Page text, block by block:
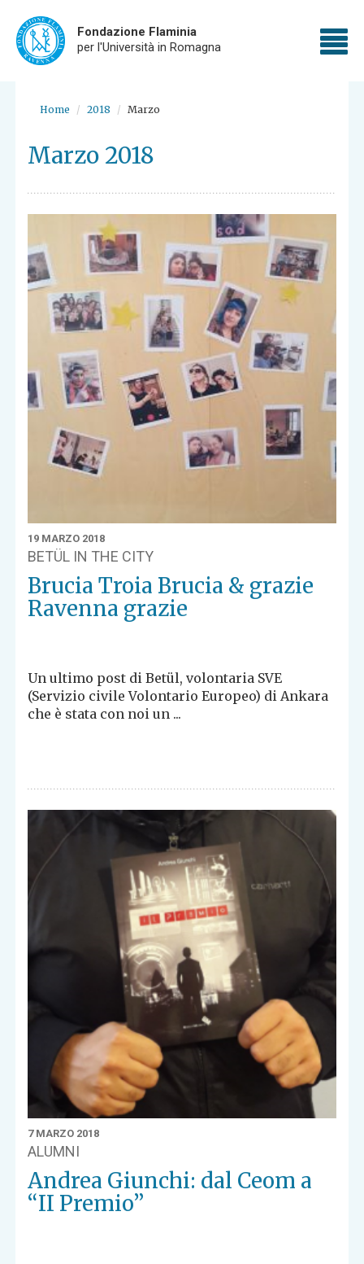
Fondazione Flaminia
per l'Università in Romagna
Home 2018 Marzo
Marzo 2018
19 MARZO 2018
BETÜL IN THE CITY
Brucia Troia Brucia & grazie
Ravenna grazie
Un ultimo post di Betül, volontaria SVE
(Servizio civile Volontario Europeo) di Ankara
che è stata con noi un ...
7 MARZO 2018
ALUMNI
Andrea Giunchi: dal Ceom a
“II Premio”